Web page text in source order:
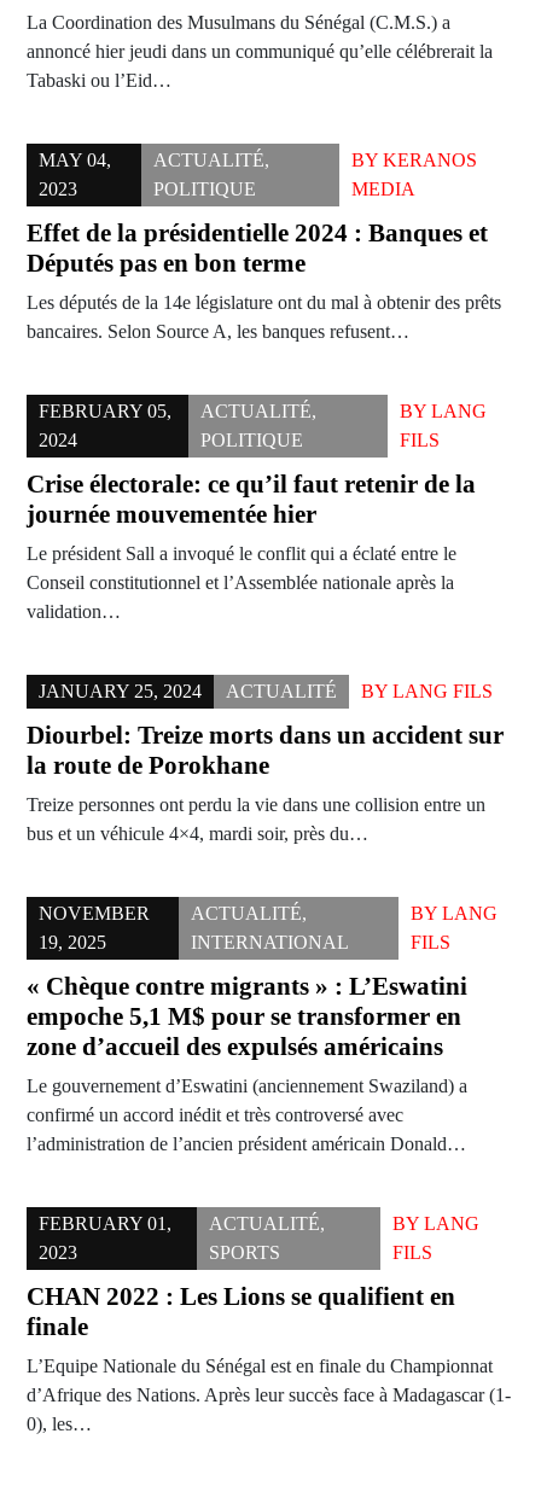
La Coordination des Musulmans du Sénégal (C.M.S.) a
annoncé hier jeudi dans un communiqué qu’elle célébrerait la
Tabaski ou l’Eid…
MAY 04,
2023
ACTUALITÉ,
POLITIQUE
BY KERANOS
MEDIA
Effet de la présidentielle 2024 : Banques et
Députés pas en bon terme
Les députés de la 14e législature ont du mal à obtenir des prêts
bancaires. Selon Source A, les banques refusent…
FEBRUARY 05,
2024
ACTUALITÉ,
POLITIQUE
BY LANG
FILS
Crise électorale: ce qu’il faut retenir de la
journée mouvementée hier
Le président Sall a invoqué le conflit qui a éclaté entre le
Conseil constitutionnel et l’Assemblée nationale après la
validation…
JANUARY 25, 2024 ACTUALITÉ BY LANG FILS
Diourbel: Treize morts dans un accident sur
la route de Porokhane
Treize personnes ont perdu la vie dans une collision entre un
bus et un véhicule 4×4, mardi soir, près du…
NOVEMBER
19, 2025
ACTUALITÉ,
INTERNATIONAL
BY LANG
FILS
« Chèque contre migrants » : L’Eswatini
empoche 5,1 M$ pour se transformer en
zone d’accueil des expulsés américains
Le gouvernement d’Eswatini (anciennement Swaziland) a
confirmé un accord inédit et très controversé avec
l’administration de l’ancien président américain Donald…
FEBRUARY 01,
2023
ACTUALITÉ,
SPORTS
BYLANG
FILS
CHAN 2022 : Les Lions se qualifient en
finale
L’Equipe Nationale du Sénégal est en finale du Championnat
d’Afrique des Nations. Après leur succès face à Madagascar (1-
0), les…